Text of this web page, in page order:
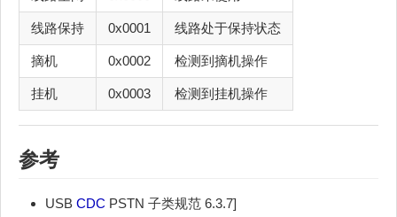
线路保持 0x0001 线路处于保持状态
摘机 0x0002 检测到摘机操作
挂机 0x0003 检测到挂机操作
参考
USB CDC PSTN 子类规范 6.3.7]